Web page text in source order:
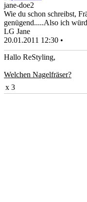
jane-doe2
Wie du schon schreibst,
genügend.....Also ich
LG Jane
20.01.2011 12:30 •
Hallo ReStyling,
Welchen Nagelfräser?
x 3